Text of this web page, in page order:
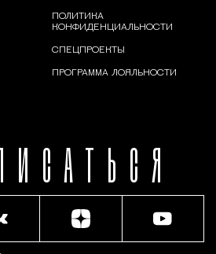
ПОЛИТИКА
КОНФИДЕНЦИАЛЬНОСТИ
СПЕЦПРОЕКТЫ
ПРОГРАММА ЛОЯЛЬНОСТИ